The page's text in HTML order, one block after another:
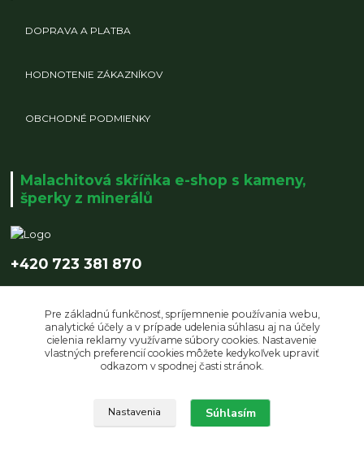
DOPRAVA A PLATBA
HODNOTENIE ZÁKAZNÍKOV
OBCHODNÉ PODMIENKY
Malachitová skříňka e-shop s kameny,
šperky z minerálů
+420 723 381 870
Upravit sběr cookies.
Pre základnú funkčnosť, spríjemnenie používania webu,
analytické účely a v prípade udelenia súhlasu aj na účely
cielenia reklamy využívame súbory cookies. Nastavenie
vlastných preferencií cookies môžete kedykoľvek upraviť
odkazom v spodnej časti stránok.
Nastavenia Súhlasím